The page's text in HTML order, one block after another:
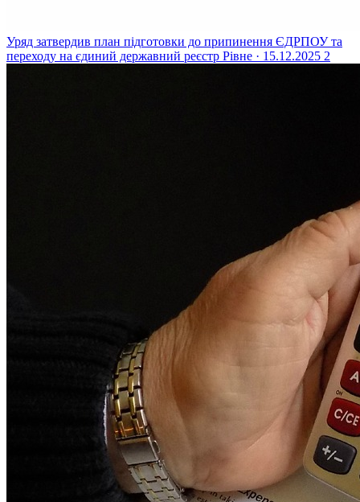
Уряд затвердив план підготовки до припинення ЄДРПОУ та
переходу на єдиний державний реєстр Рівне · 15.12.2025 2